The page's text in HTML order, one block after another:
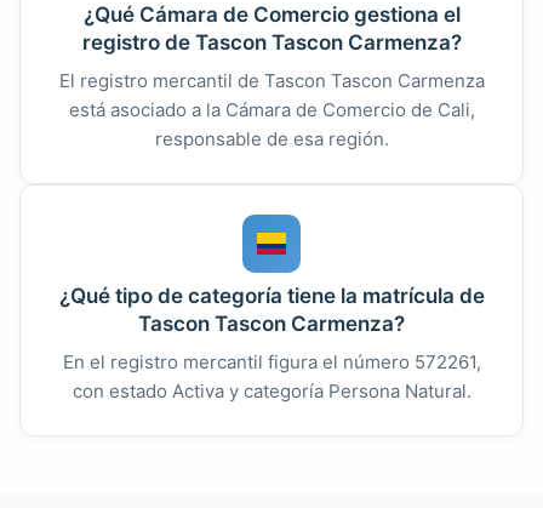
¿Qué Cámara de Comercio gestiona el
registro de Tascon Tascon Carmenza?
El registro mercantil de Tascon Tascon Carmenza
está asociado a la Cámara de Comercio de Cali,
responsable de esa región.
¿Qué tipo de categoría tiene la matrícula de
Tascon Tascon Carmenza?
En el registro mercantil figura el número 572261,
con estado Activa y categoría Persona Natural.